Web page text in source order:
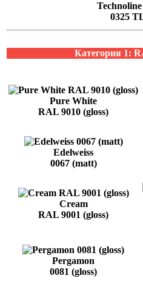
0325
Категория 1:
Pure White
RAL 9010 (gloss)
Edelweiss
0067 (matt)
Cream
RAL 9001 (gloss)
Pergamon
0081 (gloss)